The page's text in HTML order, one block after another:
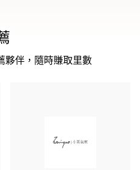
夥伴，隨時賺取里數